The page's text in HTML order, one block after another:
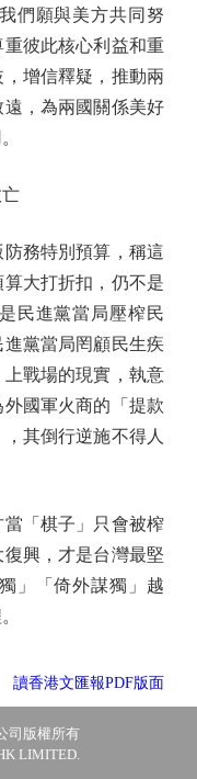
們願與美方共同努
彼此核心利益和重
增信釋疑，推動兩
，為兩國關係美好
務特別預算，稱這
大打折扣，仍不是
民進黨當局壓榨民
黨當局罔顧民生疾
戰場的現實，執意
國軍火商的「提款
其倒行逆施不得人
「棋子」只會被榨
興，才是台灣最堅
」「倚外謀獨」越
讀香港文匯報PDF版面
司版權所有
LIMITED.